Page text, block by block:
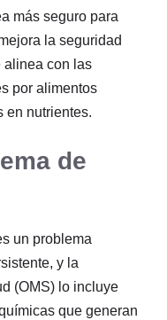
más seguro para
la seguridad
alinea con las
por alimentos
en nutrientes.
de
un problema
y la
(OMS) lo incluye
que generan